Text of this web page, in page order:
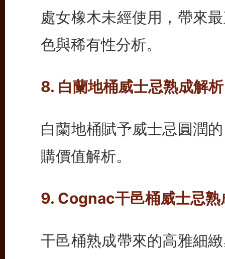
處女橡木未經使用，帶來
色與稀有性分析。
8. 白蘭地桶威士忌熟成解
白蘭地桶賦予威士忌圓潤
購價值解析。
9. Cognac干邑桶威士忌熟
干邑桶熟成帶來的高雅細